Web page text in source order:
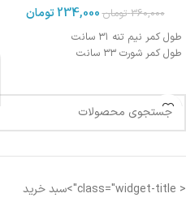
360,000 تومان234,000 تومان
طول کمر نیم تنه ۳۱ سانت
طول کمر شورت ۳۳ سانت
< class="widget-title">سبد خرید